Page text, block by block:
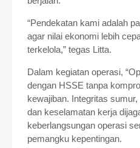
“Pendekatan kami adalah
agar nilai ekonomi lebih
terkelola,” tegas Litta.
Dalam kegiatan operasi,
dengan HSSE tanpa
kewajiban. Integritas
dan keselamatan kerja
keberlangsungan operasi
pemangku kepentingan.